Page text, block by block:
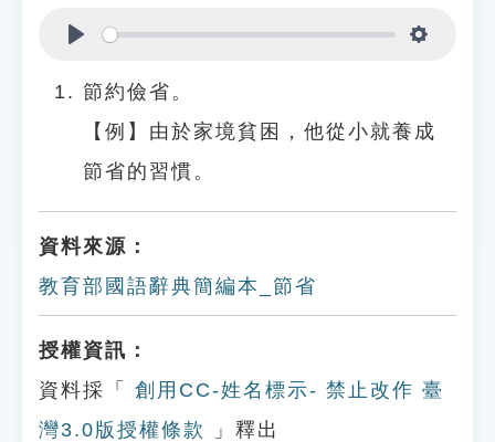
節約儉省。
【例】由於家境貧困，他從小就養成
節省的習慣。
資料來源：
教育部國語辭典簡編本_節省
授權資訊：
資料採「
創用CC-姓名標示- 禁止改作 臺
灣3.0版授權條款
」釋出